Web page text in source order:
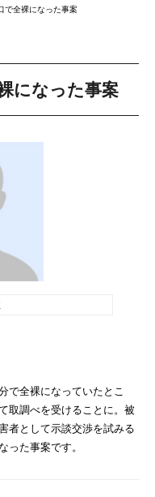
で全裸になった事案
になった事案
で全裸になっていたとこ
取調べを受けることに。被
者として示談交渉を試みる
った事案です。